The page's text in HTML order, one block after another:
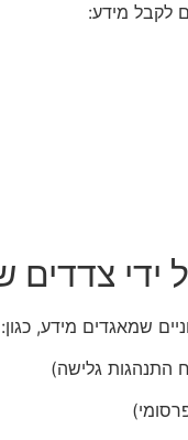
לקבל מידע:
שמאגדים מידע, כגון: